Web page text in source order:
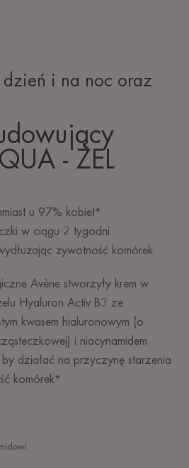
dzień i na noc oraz
- ŻEL
u 97% kobiet*
w ciągu 2 tygodni
żywotność komórek
Avène stworzyły krem w
Hyaluron Activ B3 ze
kwasem hialuronowym (o
i niacynamidem
działać na przyczynę starzenia
komórek*